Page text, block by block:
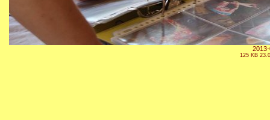
125 KB